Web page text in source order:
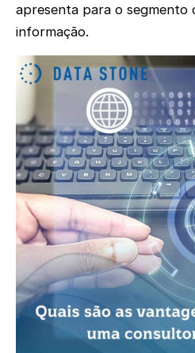
apresenta para o segmento
informação.